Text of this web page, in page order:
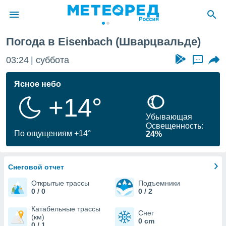
о
Вы можете
к этому
доступ
Погода в Eisenbach (Шварцвальде)
03:24 суббота ...
Ясное небо
+14°
По ощущениям +14°
Убывающая
Освещенность:
24%
Снеговой отчет
Открытые трассы
0 / 0
Подъемники
0 / 2
Катабельные трассы
(км)
Снег
0 cm